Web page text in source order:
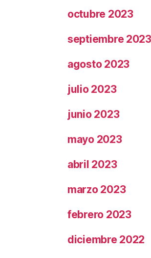
octubre 2023
septiembre 2023
agosto 2023
julio 2023
junio 2023
mayo 2023
abril 2023
marzo 2023
febrero 2023
diciembre 2022